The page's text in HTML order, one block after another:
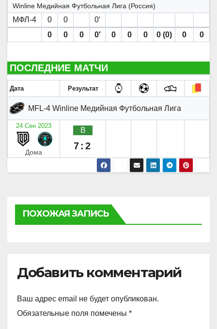
Winline Медийная Футбольная Лига (Россия)
МФЛ-4 0 0
0′
0
0 0 0′ 0 0 0 0 (0) 0 0
ПОСЛЕДНИЕ МАТЧИ
Дата Результат
MFL-4 Winline Медийная Футбольная Лига
24 Сен 2023
Дома
В
7:2
ПОХОЖАЯ ЗАПИСЬ
Добавить комментарий
Ваш адрес email не будет опубликован.
Обязательные поля помечены *